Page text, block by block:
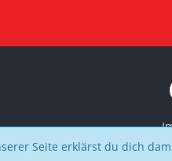
Seite erklärst du dich